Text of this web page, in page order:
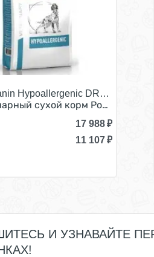
Hypoallergenic DR21/
сухой корм Роял Канин
17 988₽
11 107₽
И УЗНАВАЙТЕ